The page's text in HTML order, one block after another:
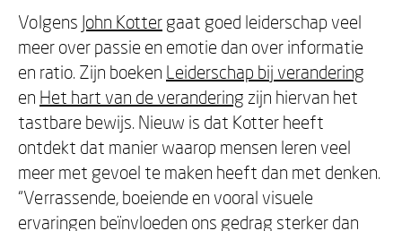
Volgens John Kotter gaat goed leiderschap veel
meer over passie en emotie dan over informatie
en ratio. Zijn boeken Leiderschap bij verandering
en Het hart van de verandering zijn hiervan het
tastbare bewijs. Nieuw is dat Kotter heeft
ontdekt dat manier waarop mensen leren veel
meer met gevoel te maken heeft dan met denken.
“Verrassende, boeiende en vooral visuele
ervaringen beïnvloeden ons gedrag sterker dan